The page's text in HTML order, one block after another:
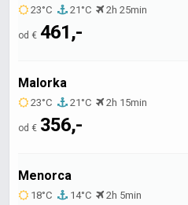
23°C 21°C 2h 25min
od € 461,-
Malorka
23°C 21°C 2h 15min
od € 356,-
Menorca
18°C 14°C 2h 5min